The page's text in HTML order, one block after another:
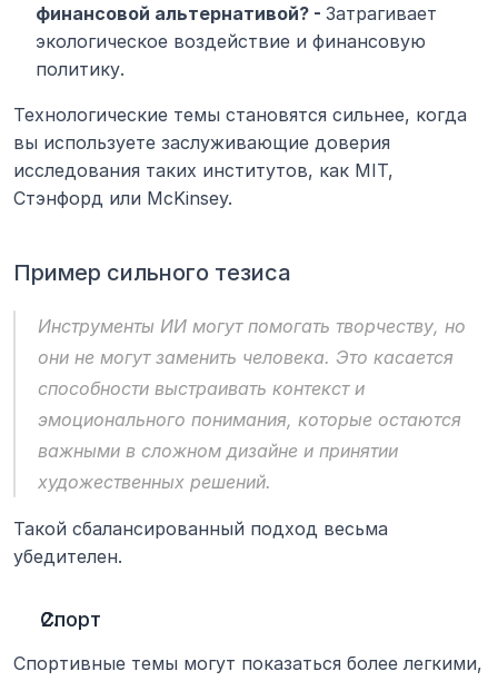
финансовой альтернативой? - Затрагивает
экологическое воздействие и финансовую
политику.
Технологические темы становятся сильнее, когда
вы используете заслуживающие доверия
исследования таких институтов, как MIT,
Стэнфорд или McKinsey.
Пример сильного тезиса
Инструменты ИИ могут помогать творчеству, но
они не могут заменить человека. Это касается
способности выстраивать контекст и
эмоционального понимания, которые остаются
важными в сложном дизайне и принятии
художественных решений.
Такой сбалансированный подход весьма
убедителен.
Спорт
Спортивные темы могут показаться более легкими,